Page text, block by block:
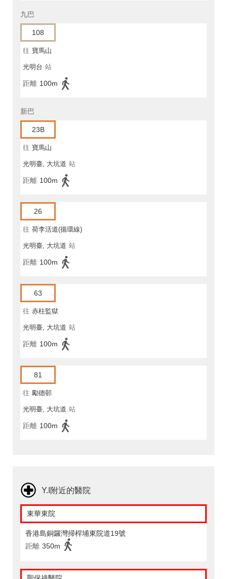
九巴
108
往 寶馬山
光明台 站
距離 100m
新巴
23B
往 寶馬山
光明臺, 大坑道 站
距離 100m
26
往 荷李活道(循環線)
光明臺, 大坑道 站
距離 100m
63
往 赤柱監獄
光明臺, 大坑道 站
距離 100m
81
往 勵德邨
光明臺, 大坑道 站
距離 100m
Y.I附近的醫院
東華東院
香港島銅鑼灣掃桿埔東院道19號
距離 350m